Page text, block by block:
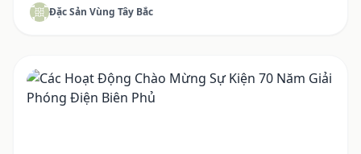
Đặc Sản Vùng Tây Bắc